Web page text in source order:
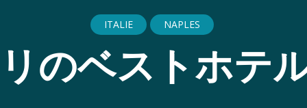
ITALIE NAPLES
のベストホテ